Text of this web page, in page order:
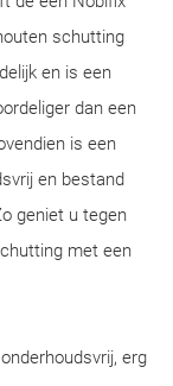
schutting
en is een
dan een
is een
en bestand
geniet u tegen
met een
erg